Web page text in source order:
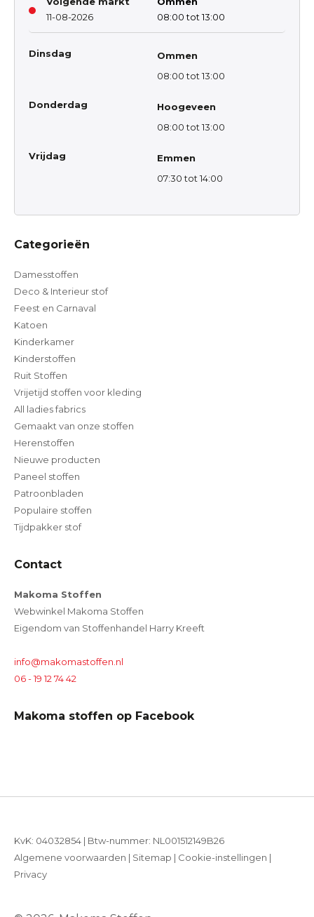
11-08-2026
08:00 tot 13:00
Dinsdag
Ommen
08:00 tot 13:00
Donderdag
Hoogeveen
08:00 tot 13:00
Vrijdag
Emmen
07:30 tot 14:00
Categorieën
Damesstoffen
Deco & Interieur stof
Feest en Carnaval
Katoen
Kinderkamer
Kinderstoffen
Ruit Stoffen
Vrijetijd stoffen voor kleding
All ladies fabrics
Gemaakt van onze stoffen
Herenstoffen
Nieuwe producten
Paneel stoffen
Patroonbladen
Populaire stoffen
Tijdpakker stof
Contact
Makoma Stoffen
Webwinkel Makoma Stoffen
Eigendom van Stoffenhandel Harry Kreeft
info@makomastoffen.nl
06 - 19 12 74 42
Makoma stoffen op Facebook
KvK: 04032854 | Btw-nummer: NL001512149B26
Algemene voorwaarden | Sitemap | Cookie-instellingen |
Privacy